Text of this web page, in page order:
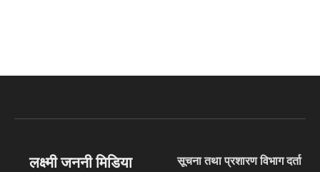
लक्ष्मी जननी मिडिया
सूचना तथा प्रशारण विभाग दर्ता